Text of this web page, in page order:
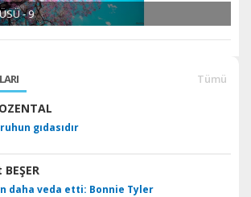
- 9
Tümü
gıdasıdır
daha veda etti: Bonnie Tyler